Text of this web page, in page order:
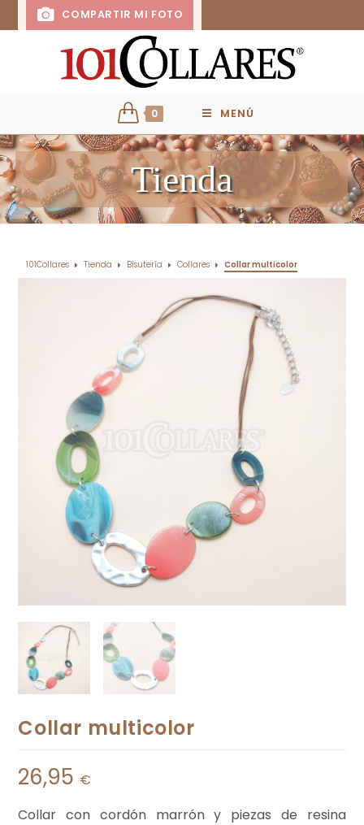
COMPARTIR MI FOTO
0 MENÚ
Tienda
101Collares Tienda Bisutería Collares Collar multicolor
Collar multicolor
26,95 €
Collar con cordón marrón y piezas de resina